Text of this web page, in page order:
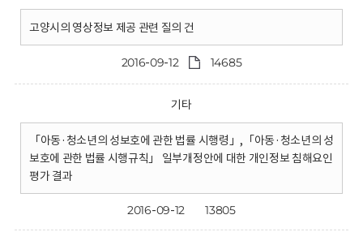
고양시의 영상정보 제공 관련 질의 건
2016-09-12 14685
기타
「아동·청소년의 성보호에 관한 법률 시행령」,「아동·청소년의 성
보호에 관한 법률 시행규칙」 일부개정안에 대한 개인정보 침해요인
평가 결과
2016-09-12 13805